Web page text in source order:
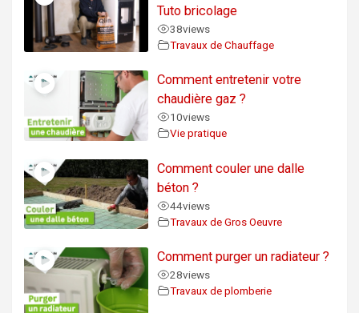
Tuto bricolage
38views
Travaux de Chauffage
Comment entretenir votre
chaudière gaz ?
10views
Vie pratique
Comment couler une dalle
béton ?
44views
Travaux de Gros Oeuvre
Comment purger un radiateur ?
28views
Travaux de plomberie